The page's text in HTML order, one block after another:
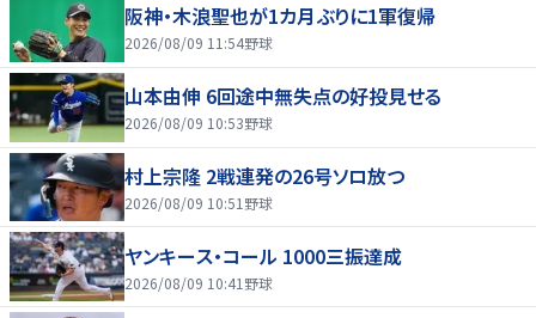
阪神・木浪聖也が1カ月ぶりに1軍復帰
2026/08/09 11:54野球
山本由伸 6回途中無失点の好投見せる
2026/08/09 10:53野球
村上宗隆 2戦連発の26号ソロ放つ
2026/08/09 10:51 野球
ヤンキース・コール 1000三振達成
2026/08/09 10:41 野球